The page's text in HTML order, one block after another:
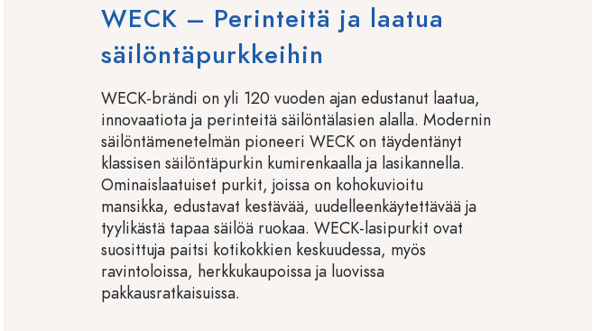
WECK – Perinteitä ja laatua
säilöntäpurkkeihin
WECK-brändi on yli 120 vuoden ajan edustanut laatua,
innovaatiota ja perinteitä säilöntälasien alalla. Modernin
säilöntämenetelmän pioneeri WECK on täydentänyt
klassisen säilöntäpurkin kumirenkaalla ja lasikannella.
Ominaislaatuiset purkit, joissa on kohokuvioitu
mansikka, edustavat kestävää, uudelleenkäytettävää ja
tyylikästä tapaa säilöä ruokaa. WECK-lasipurkit ovat
suosittuja paitsi kotikokkien keskuudessa, myös
ravintoloissa, herkkukaupoissa ja luovissa
pakkausratkaisuissa.